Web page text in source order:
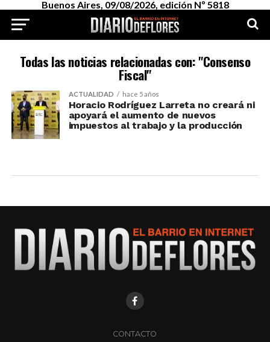
Buenos Aires, 09/08/2026, edición Nº 5818
Todas las noticias relacionadas con: "Consenso
Fiscal"
ACTUALIDAD hace 5 años
Horacio Rodríguez Larreta no creará ni
apoyará el aumento de nuevos
impuestos al trabajo y la producción
CONTACTO